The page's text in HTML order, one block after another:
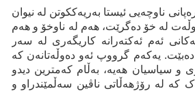
ناوچەیی ئیستا بەریەککوتن لە نیوان
لە خۆ دەگرێت، هەم لە ناوخۆ و هەم
ئەم ئەکتەرانە کاریگەری لە سەر
یەکەم گرووپ ئەو دەوڵەتانەن کە
و سیاسیان هەیە، بەڵام کەمترین دیدو
کە لە رۆژهەڵاتی ناڤین سەڵمێندراو و